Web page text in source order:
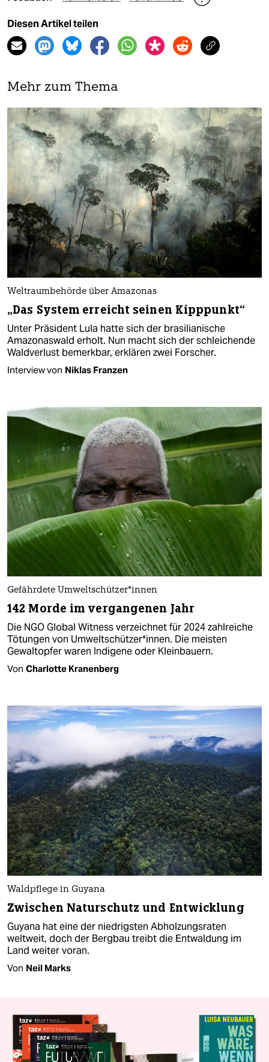
Diesen Artikel teilen
Mehr zum Thema
Weltraumbehörde über Amazonas
„Das System erreicht seinen Kipppunkt“
Unter Präsident Lula hatte sich der brasilianische
Amazonaswald erholt. Nun macht sich der schleichende
Waldverlust bemerkbar, erklären zwei Forscher.
Interview von Niklas Franzen
Gefährdete Um­welt­schüt­ze­r*in­nen
142 Morde im vergangenen Jahr
Die NGO Global Witness verzeichnet für 2024 zahlreiche
Tötungen von Umweltschützer*innen. Die meisten
Gewaltopfer waren Indigene oder Kleinbauern.
Von Charlotte Kranenberg
Waldpflege in Guyana
Zwischen Naturschutz und Entwicklung
Guyana hat eine der niedrigsten Abholzungsraten
weltweit, doch der Bergbau treibt die Entwaldung im
Land weiter voran.
Von Neil Marks